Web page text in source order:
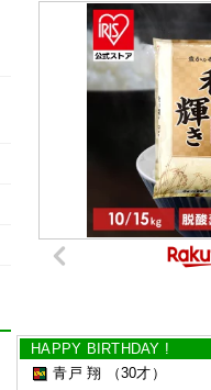
HAPPY BIRTHDAY !
青戸 翔
（30才）